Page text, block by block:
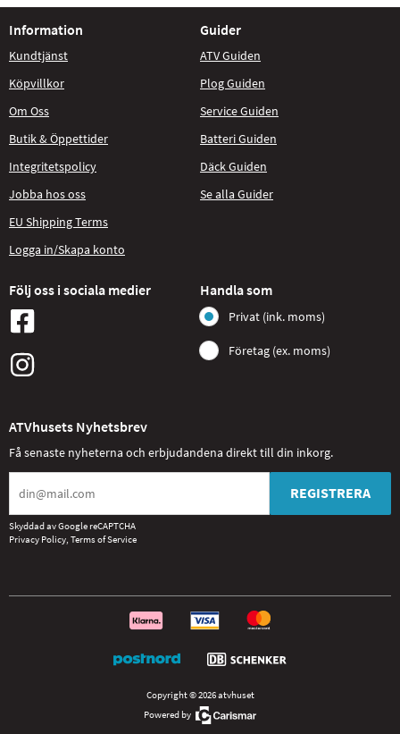
Information
Kundtjänst
Köpvillkor
Om Oss
Butik & Öppettider
Integritetspolicy
Jobba hos oss
EU Shipping Terms
Logga in/Skapa konto
Guider
ATV Guiden
Plog Guiden
Service Guiden
Batteri Guiden
Däck Guiden
Se alla Guider
Följ oss i sociala medier Handla som
Privat (ink. moms)
Företag (ex. moms)
ATVhusets Nyhetsbrev
Få senaste nyheterna och erbjudandena direkt till din inkorg.
REGISTRERA
Skyddad av Google reCAPTCHA
Privacy Policy Terms of Service
Copyright © 2026 atvhuset
Powered by